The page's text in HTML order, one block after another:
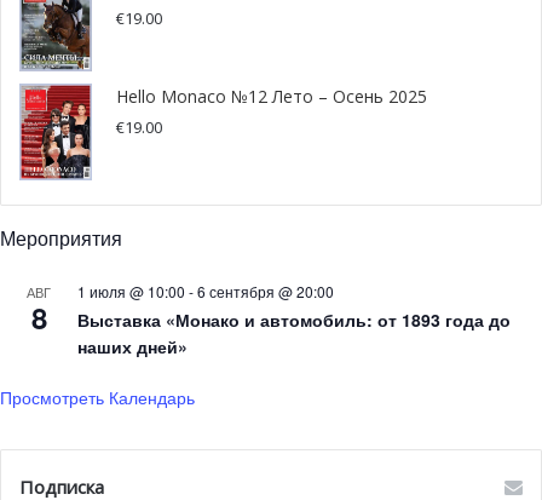
€19.00
Hello Monaco №12 Лето – Осень 2025
€19.00
Мероприятия
АВГ
8
1 июля @ 10:00 -6 сентября @ 20:00
Выставка «Монако и автомобиль: от 1893 года до
наших дней»
Просмотреть Календарь
Подписка